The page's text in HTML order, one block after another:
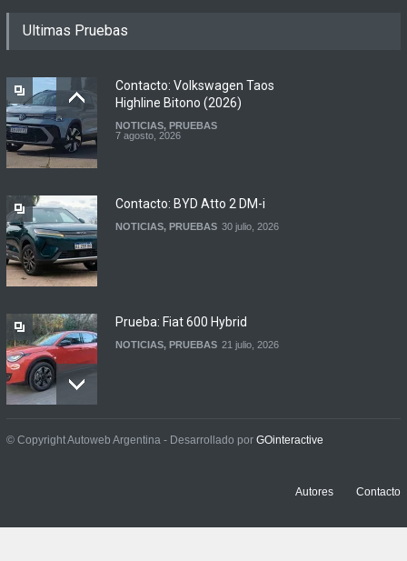
renovadas S2 y Skua 150 en
7 agosto, 2026
Argentina y Ecuador
Ultimas Pruebas
Contacto: Volkswagen Taos
Highline Bitono (2026)
NOTICIAS, PRUEBAS
7 agosto, 2026
Contacto: BYD Atto 2 DM-i
NOTICIAS, PRUEBAS 30 julio, 2026
Prueba: Fiat 600 Hybrid
NOTICIAS, PRUEBAS 21 julio, 2026
Prueba: BYD Song Pro GS
© Copyright Autoweb Argentina - Desarrollado por GOinteractive
Autores Contacto